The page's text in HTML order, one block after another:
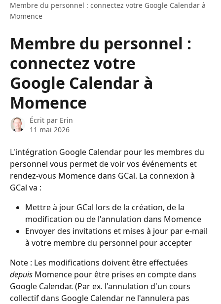
Membre du personnel : connectez votre Google Calendar à
Momence
Membre du personnel :
connectez votre
Google Calendar à
Momence
Écrit par Erin
11 mai 2026
L'intégration Google Calendar pour les membres du
personnel vous permet de voir vos événements et
rendez-vous Momence dans GCal. La connexion à
GCal va :
Mettre à jour GCal lors de la création, de la
modification ou de l'annulation dans Momence
Envoyer des invitations et mises à jour par e-mail
à votre membre du personnel pour accepter
Note : Les modifications doivent être effectuées
depuis Momence pour être prises en compte dans
Google Calendar. (Par ex. l'annulation d'un cours
collectif dans Google Calendar ne l'annulera pas